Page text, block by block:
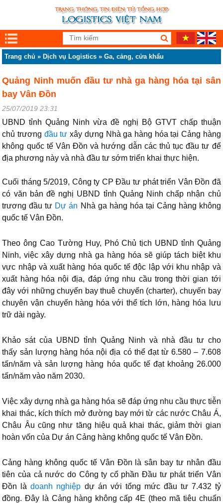
Trang chủ » Dịch vụ Logistics »Ga, cảng, cửa khẩu
Quảng Ninh muốn đầu tư nhà ga hàng hóa tại sân
bay Vân Đồn
25/07/2019 23:31
UBND tỉnh Quảng Ninh vừa đề nghị Bộ GTVT chấp thuận
chủ trương đầu tư xây dựng Nhà ga hàng hóa tại Cảng hàng
không quốc tế Vân Đồn và hướng dẫn các thủ tục đầu tư để
địa phương này và nhà đầu tư sớm triển khai thực hiện.
Cuối tháng 5/2019, Công ty CP Đầu tư phát triển Vân Đồn đã
có văn bản đề nghị UBND tỉnh Quảng Ninh chấp nhận chủ
trương đầu tư Dự án Nhà ga hàng hóa tại Cảng hàng không
quốc tế Vân Đồn.
Theo ông Cao Tường Huy, Phó Chủ tịch UBND tỉnh Quảng
Ninh, việc xây dựng nhà ga hàng hóa sẽ giúp tách biệt khu
vực nhập và xuất hàng hóa quốc tế độc lập với khu nhập và
xuất hàng hóa nội địa, đáp ứng nhu cầu trong thời gian tới
đây với những chuyến bay thuê chuyến (charter), chuyến bay
chuyên vận chuyến hàng hóa với thể tích lớn, hàng hóa lưu
trữ dài ngày.
Khảo sát của UBND tỉnh Quảng Ninh và nhà đầu tư cho
thấy sản lượng hàng hóa nội địa có thể đạt từ 6.580 – 7.608
tấn/năm và sản lượng hàng hóa quốc tế đạt khoảng 26.000
tấn/năm vào năm 2030.
Việc xây dựng nhà ga hàng hóa sẽ đáp ứng nhu cầu thực tiễn
khai thác, kích thích mở đường bay mới từ các nước Châu Á,
Châu Âu cũng như tăng hiệu quả khai thác, giảm thời gian
hoàn vốn của Dự án Cảng hàng không quốc tế Vân Đồn.
Cảng hàng không quốc tế Vân Đồn là sân bay tư nhân đầu
tiên của cả nước do Công ty cổ phần Đầu tư phát triển Vân
Đồn làdoanh nghiệp dự án với tổng mức đầu tư 7.432 tỷ
đồng. Đây là Cảng hàng không cấp 4E (theo mã tiêu chuẩn